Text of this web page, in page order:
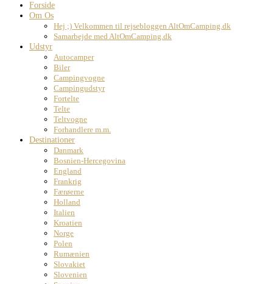
Forside
Om Os
Hej ;) Velkommen til rejsebloggen AltOmCamping.dk
Samarbejde med AltOmCamping.dk
Udstyr
Autocamper
Biler
Campingvogne
Campingudstyr
Fortelte
Telte
Teltvogne
Forhandlere m.m.
Destinationer
Danmark
Bosnien-Hercegovina
England
Frankrig
Færøerne
Holland
Italien
Kroatien
Norge
Polen
Rumænien
Slovakiet
Slovenien